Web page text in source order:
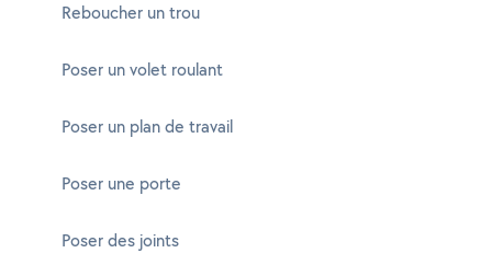
Reboucher un trou
Poser un volet roulant
Poser un plan de travail
Poser une porte
Poser des joints